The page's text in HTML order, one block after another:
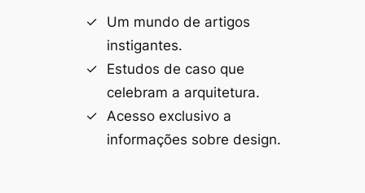
Um mundo de artigos
instigantes.
Estudos de caso que
celebram a arquitetura.
Acesso exclusivo a
informações sobre design.